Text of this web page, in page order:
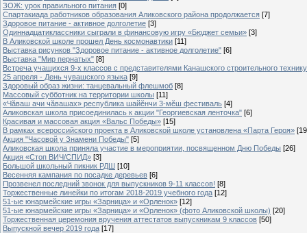
ЗОЖ: урок правильного питания [0]
Спартакиада работников образования Аликовского района продолжается [7]
Здоровое питание - активное долголетие [3]
Одиннадцатиклассники сыграли в финансовую игру «Бюджет семьи» [3]
В Аликовской школе прошел День космонавтики [11]
Выставка рисунков "Здоровое питание - активное долголетие" [6]
Выставка "Мир пернатых" [8]
Встреча учащихся 9-х классов с представителями Канашского строительного
25 апреля - День чувашского языка [9]
Здоровый образ жизни: танцевальный флешмоб [8]
Массовый субботник на территории школы [11]
«Чăваш ачи чăвашах» республика шайĕнчи 3-мĕш фестиваль [4]
Аликовская школа присоединилась к акции "Георгиевская ленточка" [6]
Красивая и массовая акция «Вальс Победы» [15]
В рамках всероссийского проекта в Аликовской школе установлена «Парта Героя»
Акция "Часовой у Знамени Победы" [5]
Аликовская школа приняла участие в мероприятии, посвященном Дню Победы [26]
Акция «Стоп ВИЧ/СПИД» [3]
Большой школьный пикник РДШ [10]
Весенняя кампания по посадке деревьев [6]
Прозвенел последний звонок для выпускников 9-11 классов! [8]
Торжественные линейки по итогам 2018-2019 учебного года [12]
51-ые юнармейские игры «Зарница» и «Орленок» [12]
51-ые юнармейские игры «Зарница» и «Орленок» (фото Аликовской школы) [20]
Торжественная церемония вручения аттестатов выпускникам 9 классов [50]
Выпускной вечер 2019 года [17]